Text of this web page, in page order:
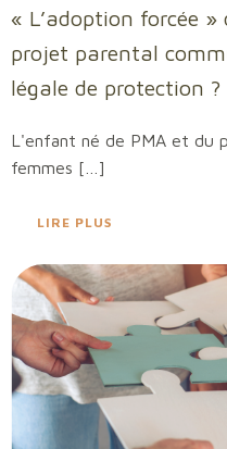
« L’adoption forcée »
projet parental
légale de protection ?
L'enfant né de PMA et du
femmes […]
LIRE PLUS